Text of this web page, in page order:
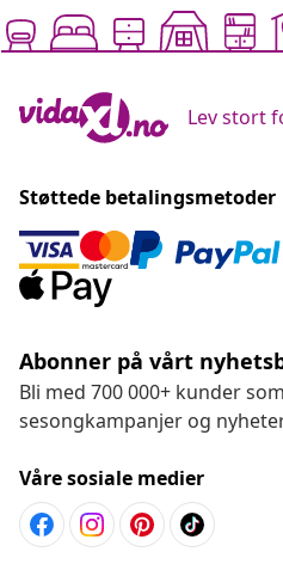
Lev stort
Støttede betalingsmetoder
Abonner på vårt
Bli med 700 000+ kunder
sesongkampanjer og
Våre sosiale medier